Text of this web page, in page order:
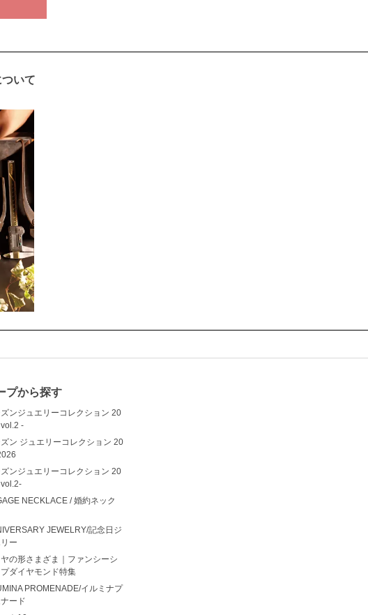
プから探す
ンジュエリーコレクション 20
-
ン ジュエリーコレクション 20
ンジュエリーコレクション 20
NECKLACE / 婚約ネック
JEWELRY/記念日ジ
ー
の形さまざま｜ファンシーシ
プダイヤモンド特集
PROMENADE/イルミナプ
ード